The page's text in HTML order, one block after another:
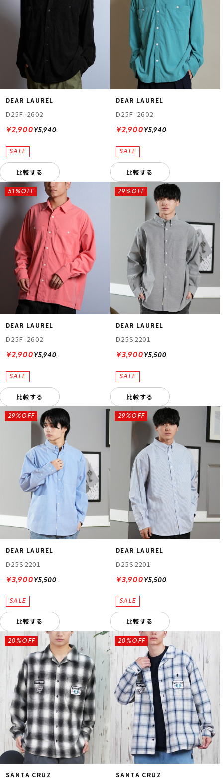
DEAR LAUREL
D25F-2602
¥5,940
¥2,900
比較する
DEAR LAUREL
D25F-2602
¥5,940
¥2,900
比較する
DEAR LAUREL
D25F-2602
¥5,940
51%OFF
¥2,900
比較する
DEAR LAUREL
D25S2201
¥5,500
29%OFF
¥3,900
比較する
DEAR LAUREL
D25S2201
¥5,500
29%OFF
¥3,900
比較する
DEAR LAUREL
D25S2201
¥5,500
29%OFF
¥3,900
比較する
SANTA CRUZ
20%OFF
SANTA CRUZ
20%OFF